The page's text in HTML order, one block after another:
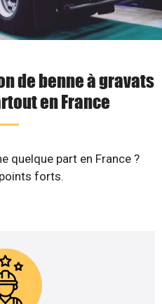
de benne à gravats
en France
quelque part en France ?
forts.